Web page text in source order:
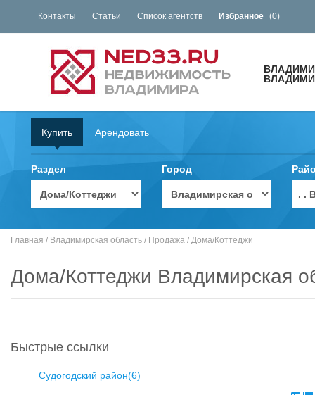
Контакты Статьи Список агентств Избранное (0)
Купить Арендовать
Раздел Город
. .
Главная / Владимирская область / Продажа / Дома/Коттеджи
Дома/Коттеджи Владимирская
Быстрые ссылки
Судогодский район(6)